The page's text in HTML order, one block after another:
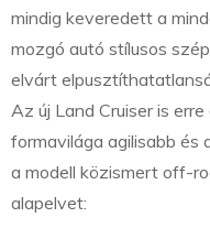
mindig keveredett a
mozgó autó stílusos
elvárt
Az új Land Cruiser is
formavilága agilisabb és
a modell közismert off-
alapelvet: